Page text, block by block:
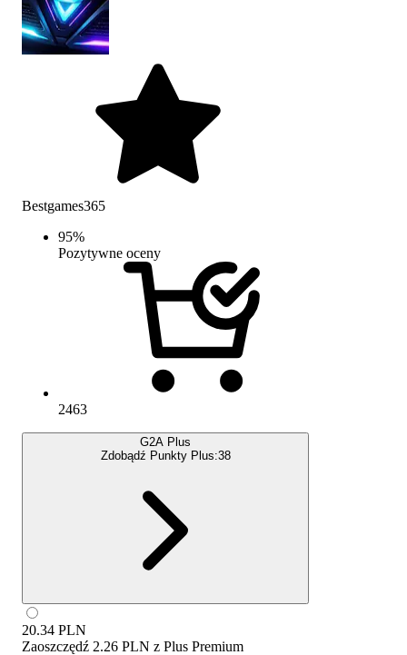
Bestgames365
95%
Pozytywne oceny
2463
G2A Plus
Zdobądź Punkty Plus:38
20.34 PLN
Zaoszczędź 2.26 PLN z Plus Premium